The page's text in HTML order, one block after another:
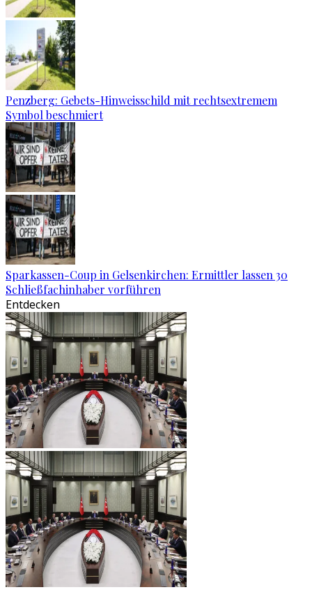
Penzberg: Gebets-Hinweisschild mit rechtsextremem
Symbol beschmiert
Sparkassen-Coup in Gelsenkirchen: Ermittler lassen 30
Schließfachinhaber vorführen
Entdecken